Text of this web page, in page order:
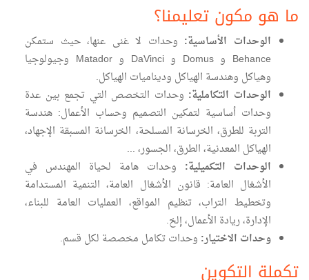
ما هو مكون تعليمنا؟
الوحدات الأساسية: وحدات لا غنى عنها، حيث ستمكن
Behance و Domus و DaVinci و Matador وجيولوجيا
وهياكل وهندسة الهياكل وديناميات الهياكل.
الوحدات التكاملية: وحدات التخصص التي تجمع بين عدة
وحدات أساسية لتمكين التصميم وحساب الأعمال: هندسة
التربة للطرق، الخرسانة المسلحة، الخرسانة المسبقة الإجهاد،
الهياكل المعدنية، الطرق، الجسور، ...
الوحدات التكميلية: وحدات هامة لحياة المهندس في
الأشغال العامة: قانون الأشغال العامة، التنمية المستدامة
وتخطيط التراب، تنظيم المواقع، العمليات العامة للبناء،
الإدارة، ريادة الأعمال، إلخ.
وحدات الاختيار: وحدات تكامل مخصصة لكل قسم.
تكملة التكوين